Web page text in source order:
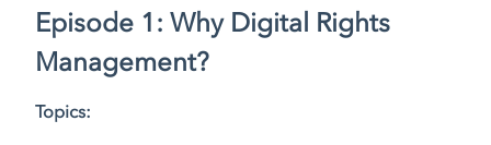
Episode 1: Why Digital Rights
Management?
Topics: